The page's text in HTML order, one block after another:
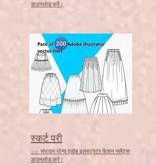
डाउनलोड करें।
स्कर्ट परी
200 संपादन योग्य एडोब इलस्ट्रेटर फैशन फ्लैट्स
डाउनलोड करें।